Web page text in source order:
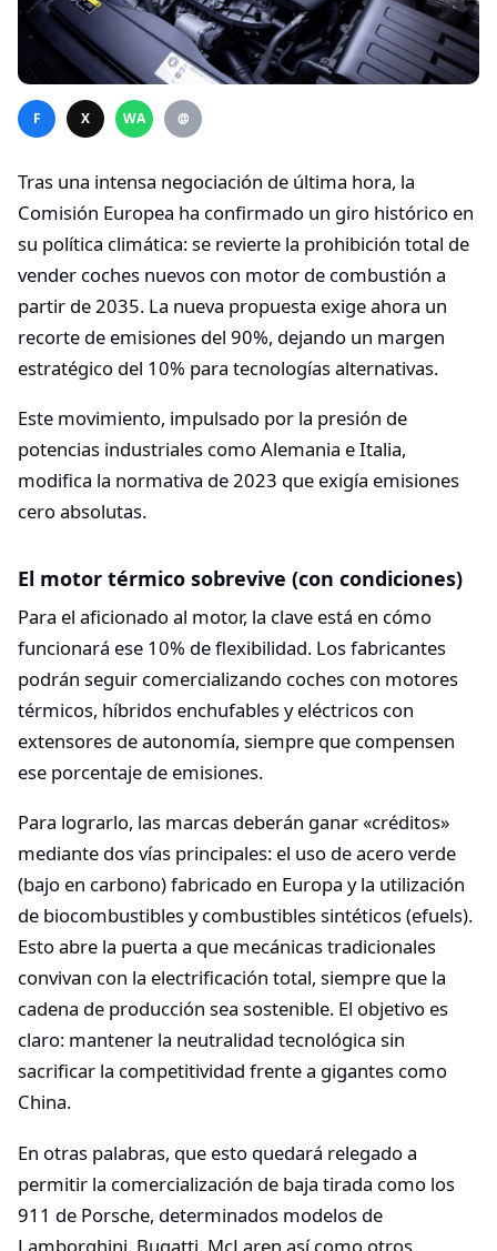
F X WA @
Tras una intensa negociación de última hora, la
Comisión Europea ha confirmado un giro histórico en
su política climática: se revierte la prohibición total de
vender coches nuevos con motor de combustión a
partir de 2035. La nueva propuesta exige ahora un
recorte de emisiones del 90%, dejando un margen
estratégico del 10% para tecnologías alternativas.
Este movimiento, impulsado por la presión de
potencias industriales como Alemania e Italia,
modifica la normativa de 2023 que exigía emisiones
cero absolutas.
El motor térmico sobrevive (con condiciones)
Para el aficionado al motor, la clave está en cómo
funcionará ese 10% de flexibilidad. Los fabricantes
podrán seguir comercializando coches con motores
térmicos, híbridos enchufables y eléctricos con
extensores de autonomía, siempre que compensen
ese porcentaje de emisiones.
Para lograrlo, las marcas deberán ganar «créditos»
mediante dos vías principales: el uso de acero verde
(bajo en carbono) fabricado en Europa y la utilización
de biocombustibles y combustibles sintéticos (efuels).
Esto abre la puerta a que mecánicas tradicionales
convivan con la electrificación total, siempre que la
cadena de producción sea sostenible. El objetivo es
claro: mantener la neutralidad tecnológica sin
sacrificar la competitividad frente a gigantes como
China.
En otras palabras, que esto quedará relegado a
permitir la comercialización de baja tirada como los
911 de Porsche, determinados modelos de
Lamborghini, Bugatti, McLaren así como otros